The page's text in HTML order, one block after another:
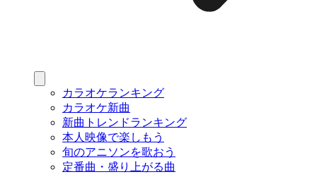
カラオケランキング
カラオケ新曲
新曲トレンドランキング
本人映像で楽しもう
旬のアニソンを歌おう
定番曲・盛り上がる曲